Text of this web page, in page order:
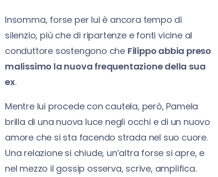
Insomma, forse per lui è ancora tempo di
silenzio, più che di ripartenze e fonti vicine al
conduttore sostengono che Filippo abbia preso
malissimo la nuova frequentazione della sua
ex.
Mentre lui procede con cautela, però, Pamela
brilla di una nuova luce negli occhi e di un nuovo
amore che si sta facendo strada nel suo cuore.
Una relazione si chiude, un’altra forse si apre, e
nel mezzo il gossip osserva, scrive, amplifica.